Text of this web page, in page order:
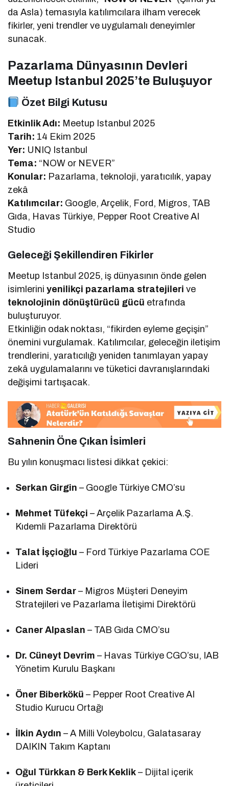
da Asla) temasıyla katılımcılara ilham verecek
fikirler, yeni trendler ve uygulamalı deneyimler
sunacak.
Pazarlama Dünyasının Devleri
Meetup Istanbul 2025’te Buluşuyor
Özet Bilgi Kutusu
Etkinlik Adı: Meetup Istanbul 2025
Tarih: 14 Ekim 2025
Yer: UNIQ Istanbul
Tema: “NOW or NEVER”
Konular: Pazarlama, teknoloji, yaratıcılık, yapay
zekâ
Katılımcılar: Google, Arçelik, Ford, Migros, TAB
Gıda, Havas Türkiye, Pepper Root Creative AI
Studio
Geleceği Şekillendiren Fikirler
Meetup Istanbul 2025, iş dünyasının önde gelen
isimleriniyenilikçi pazarlama stratejileri ve
teknolojinin dönüştürücü gücü etrafında
buluşturuyor.
Etkinliğin odak noktası, “fikirden eyleme geçişin”
önemini vurgulamak. Katılımcılar, geleceğin iletişim
trendlerini, yaratıcılığı yeniden tanımlayan yapay
zekâ uygulamalarını ve tüketici davranışlarındaki
değişimi tartışacak.
Sahnenin Öne Çıkan İsimleri
Bu yılın konuşmacı listesi dikkat çekici:
Serkan Girgin – Google Türkiye CMO’su
Mehmet Tüfekçi – Arçelik Pazarlama A.Ş.
Kıdemli Pazarlama Direktörü
Talat İşçioğlu – Ford Türkiye Pazarlama COE
Lideri
Sinem Serdar – Migros Müşteri Deneyim
Stratejileri ve Pazarlama İletişimi Direktörü
Caner Alpaslan – TAB Gıda CMO’su
Dr. Cüneyt Devrim – Havas Türkiye CGO’su, IAB
Yönetim Kurulu Başkanı
Öner Biberkökü – Pepper Root Creative AI
Studio Kurucu Ortağı
İlkin Aydın – A Milli Voleybolcu, Galatasaray
DAIKIN Takım Kaptanı
Oğul Türkkan & Berk Keklik – Dijital içerik